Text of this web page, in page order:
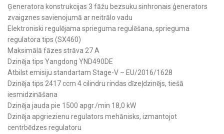
Ģeneratora konstrukcijas 3 fāžu bezsuku sinhronais ģenerators
zvaigznes savienojumā ar neitrālo vadu
Elektroniski regulējama sprieguma regulēšana, sprieguma
regulatora tips (SX460)
Maksimālā fāzes strāva 27 A
Dzinēja tips Yangdong YND490DE
Atbilst emisiju standartam Stage-V – EU/2016/1628
Dzinēja tips 2417 ccm 4 cilindru rindas dīzeļdzinējs, tiešā
iesmidzināšana
Dzinēja jauda pie 1500 apgr./min 18,0 kW
Dzinēja apgriezienu regulators mehānisks, izmantojot
centrbēdzes regulatoru